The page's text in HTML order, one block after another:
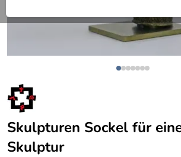
Skulpturen Sockel für
Skulptur